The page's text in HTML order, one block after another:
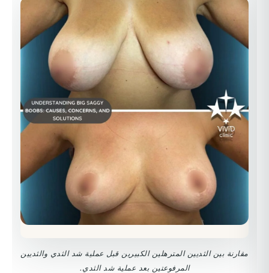
مقارنة بين الثديين المترهلين الكبيرين قبل عملية شد الثدي والثديين
المرفوعتين بعد عملية شد الثدي.